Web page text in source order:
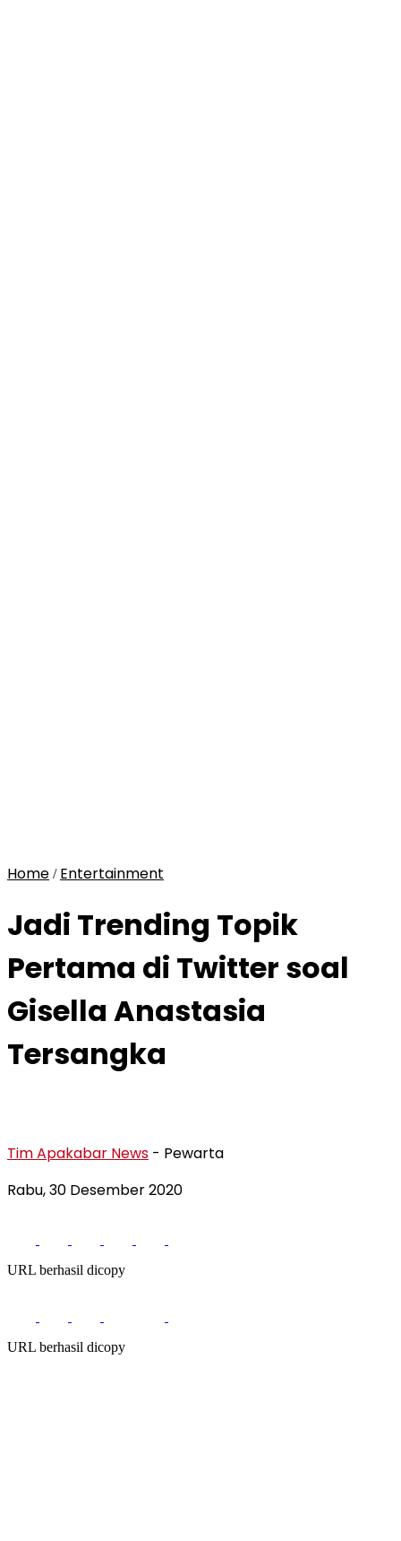
Home / Entertainment
Jadi Trending Topik
Pertama di Twitter soal
Gisella Anastasia
Tersangka
Tim Apakabar News - Pewarta
Rabu, 30 Desember 2020
URL berhasil dicopy
URL berhasil dicopy